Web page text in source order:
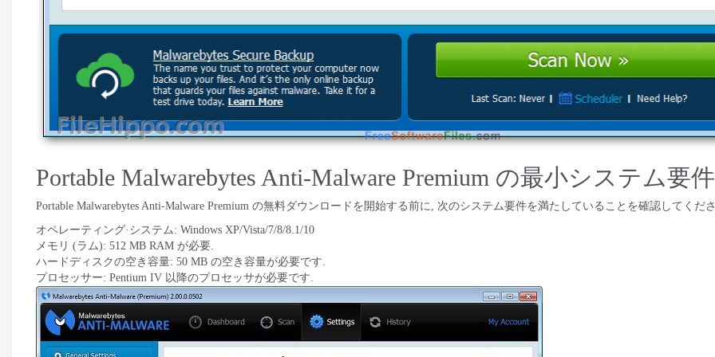
Portable Malwarebytes Anti-Malware Premium の最小システム要件
Portable Malwarebytes Anti-Malware Premium の無料ダウンロードを開始する前に, 次のシステム要件を満たしていることを確認してくだ
オペレーティング·システム: Windows XP/Vista/7/8/8.1/10
メモリ (ラム): 512 MB RAM が必要.
ハードディスクの空き容量: 50 MB の空き容量が必要です.
プロセッサー: Pentium IV 以降のプロセッサが必要です.